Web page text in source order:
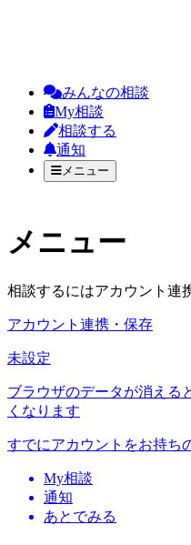
みんなの相談
My相談
相談する
通知
メニュー
メニュー
相談するにはアカウント連
アカウント連携・保存
未設定
ブラウザのデータが消える
くなります
すでにアカウントをお持ち
My相談
通知
あとでみる